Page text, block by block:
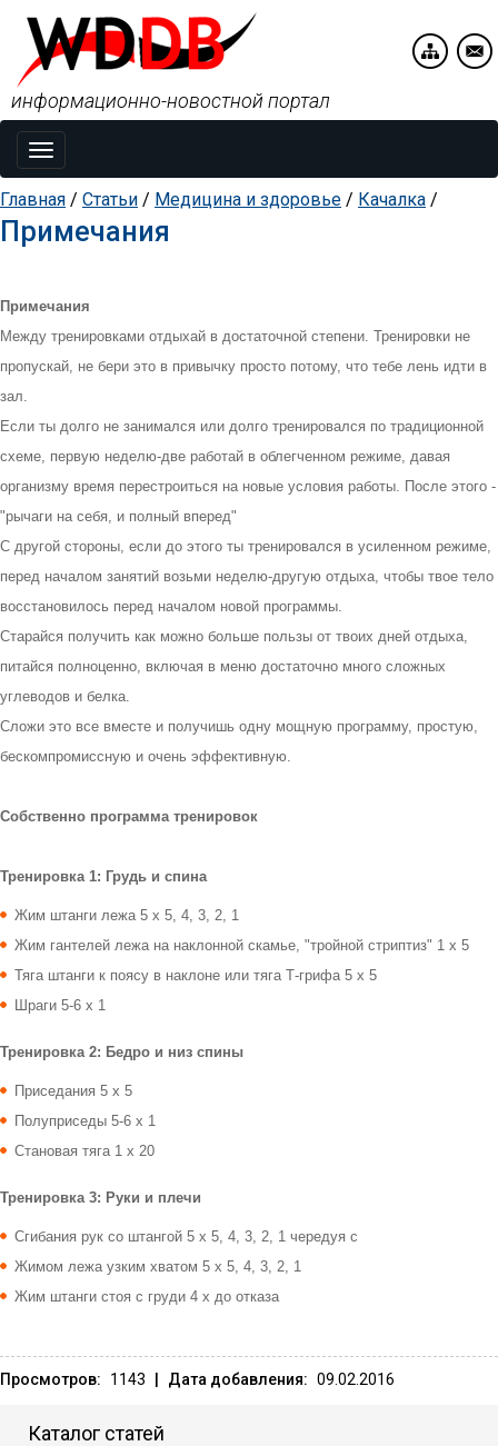
Toggle
navigation
информационно-новостной портал
Главная / Статьи / Медицина и здоровье / Качалка /
Примечания
Примечания
Между тренировками отдыхай в достаточной степени. Тренировки не
пропускай, не бери это в привычку просто потому, что тебе лень идти в
зал.
Если ты долго не занимался или долго тренировался по традиционной
схеме, первую неделю-две работай в облегченном режиме, давая
организму время перестроиться на новые условия работы. После этого -
"рычаги на себя, и полный вперед"
С другой стороны, если до этого ты тренировался в усиленном режиме,
перед началом занятий возьми неделю-другую отдыха, чтобы твое тело
восстановилось перед началом новой программы.
Старайся получить как можно больше пользы от твоих дней отдыха,
питайся полноценно, включая в меню достаточно много сложных
углеводов и белка.
Сложи это все вместе и получишь одну мощную программу, простую,
бескомпромиссную и очень эффективную.
Собственно программа тренировок
Тренировка 1: Грудь и спина
Жим штанги лежа 5 x 5, 4, 3, 2, 1
Жим гантелей лежа на наклонной скамье, "тройной стриптиз" 1 x 5
Тяга штанги к поясу в наклоне или тяга Т-грифа 5 x 5
Шраги 5-6 x 1
Тренировка 2: Бедро и низ спины
Приседания 5 x 5
Полуприседы 5-6 x 1
Становая тяга 1 x 20
Тренировка 3: Руки и плечи
Сгибания рук со штангой 5 x 5, 4, 3, 2, 1 чередуя с
Жимом лежа узким хватом 5 x 5, 4, 3, 2, 1
Жим штанги стоя с груди 4 x до отказа
Просмотров: 1143 Дата добавления: 09.02.2016
Каталог статей